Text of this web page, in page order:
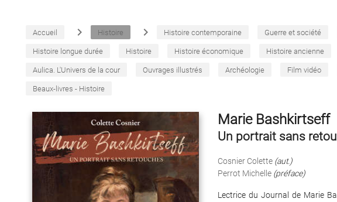
Accueil navigate_next Histoire navigate_next Histoire contemporaine Guerre et société
Histoire longue durée Histoire Histoire économique Histoire ancienne
Aulica. L'Univers de la cour Ouvrages illustrés Archéologie Film vidéo
Beaux-livres - Histoire
Marie Bashkirtseff
Un portrait sans
Cosnier Colette (aut.)
Perrot Michelle (préface)
Lectrice du Journal de Marie